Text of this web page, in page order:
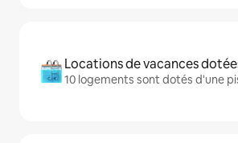
Locations de vacances
10 logements sont dotés d'une